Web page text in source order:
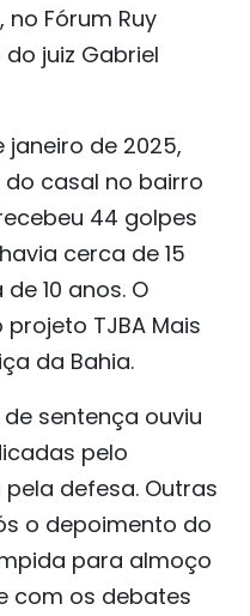
Fórum Ruy
juiz Gabriel
de 2025,
casal no bairro
44 golpes
cerca de 15
10 anos. O
TJBA Mais
da Bahia.
sentença ouviu
pelo
defesa. Outras
o depoimento do
para almoço
com os debates